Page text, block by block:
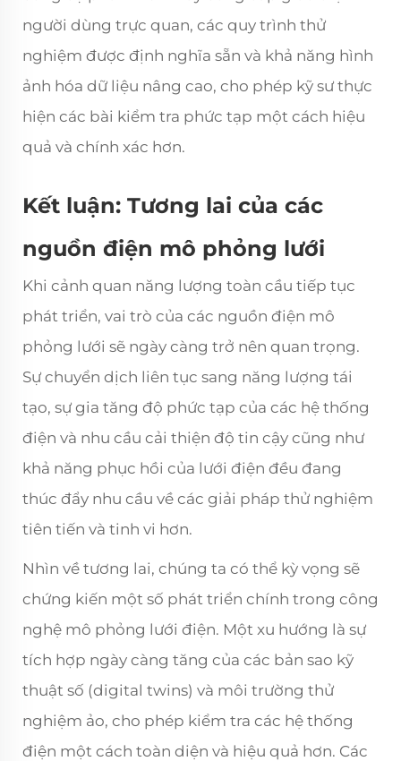
người dùng trực quan, các quy trình thử
nghiệm được định nghĩa sẵn và khả năng hình
ảnh hóa dữ liệu nâng cao, cho phép kỹ sư thực
hiện các bài kiểm tra phức tạp một cách hiệu
quả và chính xác hơn.
Kết luận: Tương lai của các
nguồn điện mô phỏng lưới
Khi cảnh quan năng lượng toàn cầu tiếp tục
phát triển, vai trò của các nguồn điện mô
phỏng lưới sẽ ngày càng trở nên quan trọng.
Sự chuyển dịch liên tục sang năng lượng tái
tạo, sự gia tăng độ phức tạp của các hệ thống
điện và nhu cầu cải thiện độ tin cậy cũng như
khả năng phục hồi của lưới điện đều đang
thúc đẩy nhu cầu về các giải pháp thử nghiệm
tiên tiến và tinh vi hơn.
Nhìn về tương lai, chúng ta có thể kỳ vọng sẽ
chứng kiến một số phát triển chính trong công
nghệ mô phỏng lưới điện. Một xu hướng là sự
tích hợp ngày càng tăng của các bản sao kỹ
thuật số (digital twins) và môi trường thử
nghiệm ảo, cho phép kiểm tra các hệ thống
điện một cách toàn diện và hiệu quả hơn. Các